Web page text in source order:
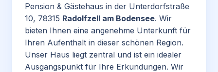
Pension & Gästehaus in der Unterdorfstraße
10, 78315 Radolfzell am Bodensee. Wir
bieten Ihnen eine angenehme Unterkunft für
Ihren Aufenthalt in dieser schönen Region.
Unser Haus liegt zentral und ist ein idealer
Ausgangspunkt für Ihre Erkundungen. Wir